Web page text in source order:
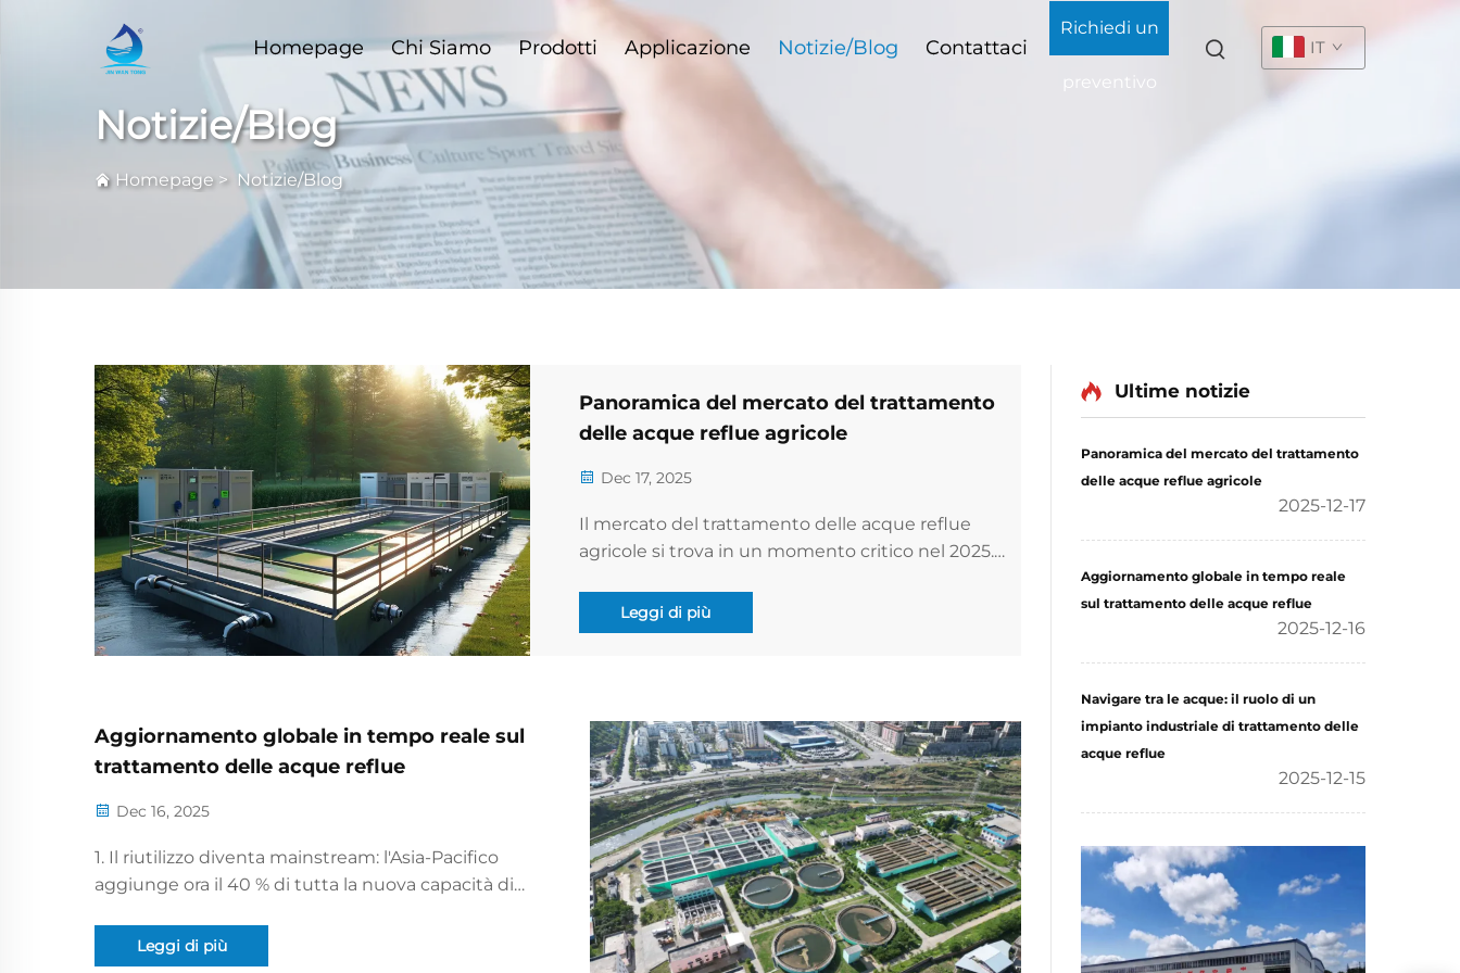
Homepage Chi Siamo Prodotti Applicazione Notizie/Blog Contattaci
Richiedi un
preventivo
IT
Notizie/Blog
Homepage > Notizie/Blog
Panoramica del mercato del trattamento
delle acque reflue agricole
Dec 17, 2025
Il mercato del trattamento delle acque reflue
agricole si trova in un momento critico nel 2025.
in tutto il mondo non sono più una questione
marginale: influenzano la produttività agricola, la
Leggi di più
Aggiornamento globale in tempo reale sul
trattamento delle acque reflue
Dec 16, 2025
1. Il riutilizzo diventa mainstream: l'Asia-Pacifico
aggiunge ora il 40 % di tutta la nuova capacità di
per raggiungere l'obiettivo saudita del 70 % di
riutilizzo entro il 2030. Dubai ha appena stabilito il
Leggi di più
Ultime notizie
Panoramica del mercato del trattamento
delle acque reflue agricole
2025-12-17
Aggiornamento globale in tempo reale
sul trattamento delle acque reflue
2025-12-16
Navigare tra le acque: il ruolo di un
impianto industriale di trattamento delle
acque reflue
2025-12-15